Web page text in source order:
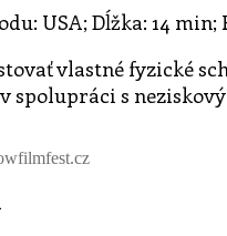
USA; Dĺžka: 14
vlastné fyzické
spolupráci s